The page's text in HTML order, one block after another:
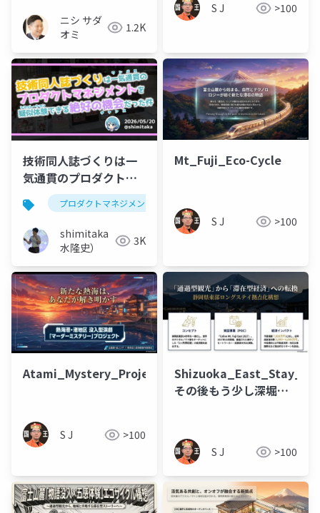
ニシ サダ
オミ
1.2K
S J >100
技術同人誌づくりは一
気通貫のプロダクトマ
ネジメントを疑似体験
できる絶好の機会だっ
た件
プロダクトマネジメント
shimitaka（清
水隆史）
3K
Mt_Fuji_Eco-Cycle
S J >100
Atami_Mystery_Project
S J >100
その後もう少し深堀し
S J >100